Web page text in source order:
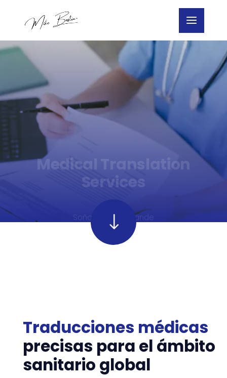
Medical Translation
Services
Soñamos a lo grande
"
Traducciones médicas
precisas para el ámbito
sanitario global